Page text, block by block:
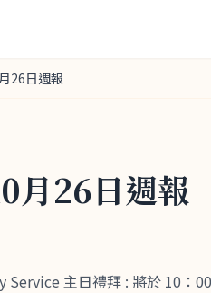
26日週報
月26日週報
主日禮拜 : 將於 10：